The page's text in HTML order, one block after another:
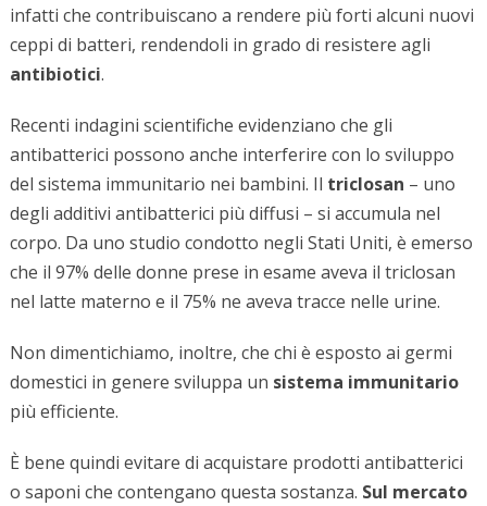
infatti che contribuiscano a rendere più forti alcuni nuovi
ceppi di batteri, rendendoli in grado di resistere agli
antibiotici.
Recenti indagini scientifiche evidenziano che gli
antibatterici possono anche interferire con lo sviluppo
del sistema immunitario nei bambini. Il triclosan – uno
degli additivi antibatterici più diffusi – si accumula nel
corpo. Da uno studio condotto negli Stati Uniti, è emerso
che il 97% delle donne prese in esame aveva il triclosan
nel latte materno e il 75% ne aveva tracce nelle urine.
Non dimentichiamo, inoltre, che chi è esposto ai germi
domestici in genere sviluppa un sistema immunitario
più efficiente.
È bene quindi evitare di acquistare prodotti antibatterici
o saponi che contengano questa sostanza. Sul mercato